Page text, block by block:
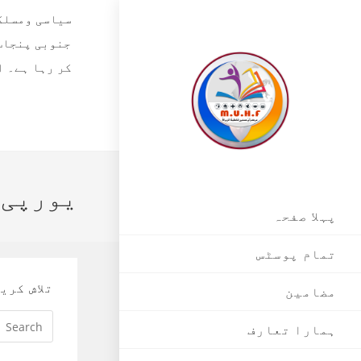
سیاسی
جنوبی
پہلا صفحہ
تمام پوسٹس
مضامین
ہمارا تعارف
تلاش